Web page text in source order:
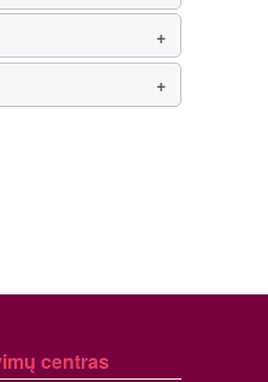
centras